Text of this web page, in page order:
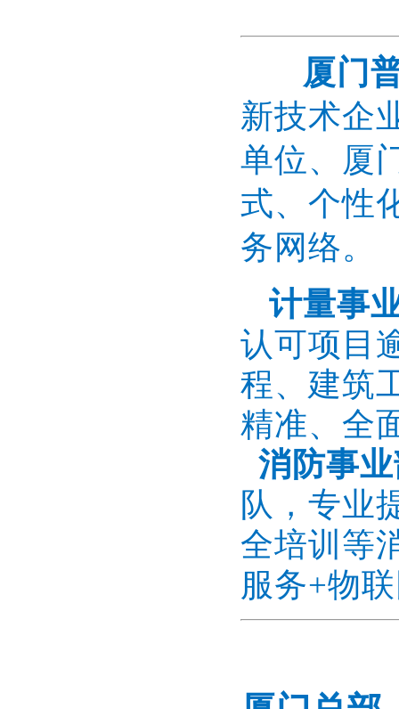
厦门
新技术企
单位、厦
式、个性
务网络。
计量事
认可项目
程、建筑
精准、全
消防事
队，专业
全培训等
服务+物